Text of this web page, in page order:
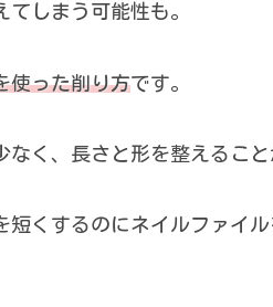
しまう可能性も。
使った削り方です。
く、長さと形を整えること
くするのにネイルファイ